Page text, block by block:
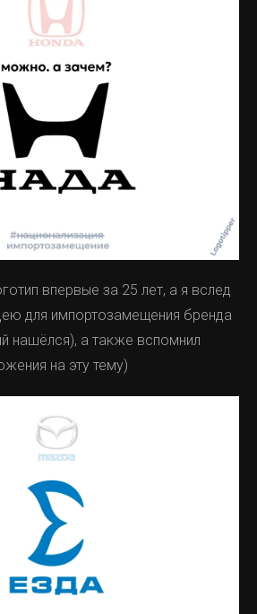
впервые за 25 лет, а я вслед
для импортозамещения бренда
нашёлся), а также вспомнил
на эту тему)